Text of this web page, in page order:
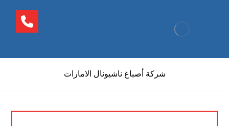
شركة أصباغ ناشيونال الامارات